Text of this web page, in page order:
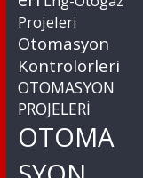
Projeleri
Otomasyon
Kontrolörleri
OTOMASYON
PROJELERİ
OTOMA